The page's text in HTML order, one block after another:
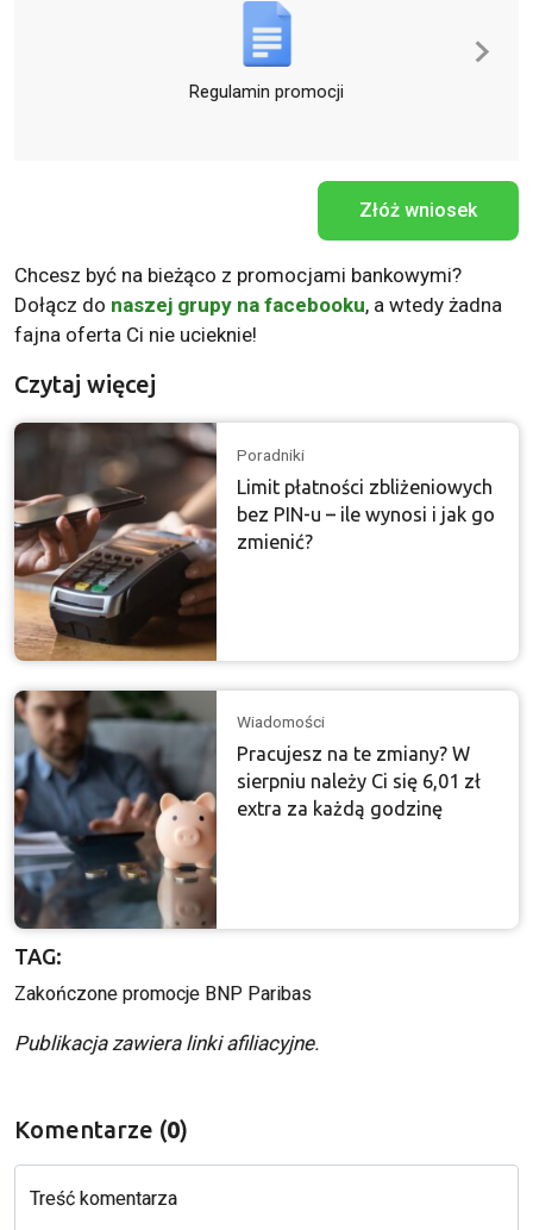
Regulamin promocji
Złóż wniosek
Chcesz być na bieżąco z promocjami bankowymi?
Dołącz do naszej grupy na facebooku, a wtedy żadna
fajna oferta Ci nie ucieknie!
Czytaj więcej
Poradniki
Limit płatności zbliżeniowych
bez PIN-u – ile wynosi i jak go
zmienić?
Wiadomości
Pracujesz na te zmiany? W
sierpniu należy Ci się 6,01 zł
extra za każdą godzinę
TAG:
Zakończone promocje BNP Paribas
Publikacja zawiera linki afiliacyjne.
Komentarze (0)
Treść komentarza